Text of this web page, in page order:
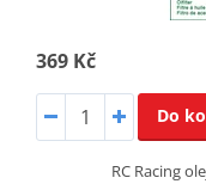
369 Kč
Do
RC Racing